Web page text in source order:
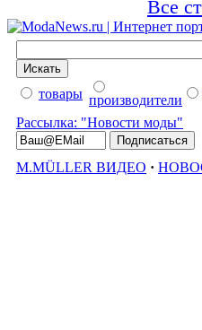
Все
товары производители
Рассылка: "Новости моды"
M.MÜLLER ВИДЕО ·